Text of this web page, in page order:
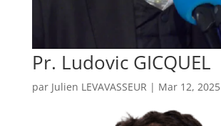
Pr. Ludovic GICQUEL
par Julien LEVAVASSEUR | Mar 12, 2025